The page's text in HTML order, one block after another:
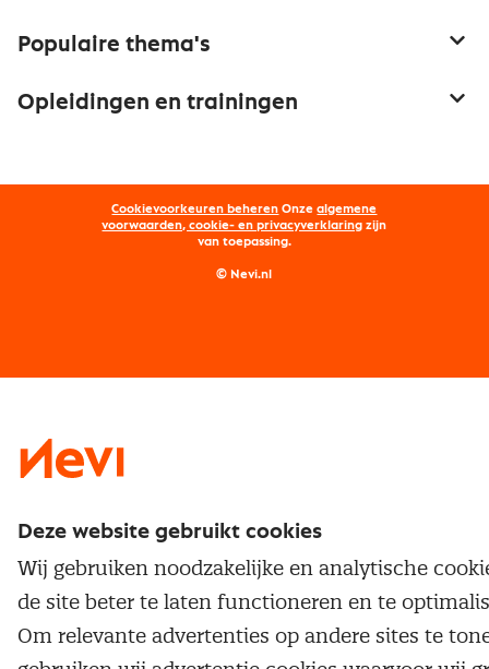
Netwerk en communities
Word lid van Nevi
Nevi PMI®
Populaire thema's
Onderhandelen
Opleidingen en trainingen
Opleidingen
Maatwerk
Cookievoorkeuren beheren Onzealgemene
voorwaarden, cookie- en privacyverklaring zijn
van toepassing.
© Nevi.nl
Deze website gebruikt cookies
Wij gebruiken noodzakelijke en analytische
de site beter te laten functioneren en te
Om relevante advertenties op andere sites te